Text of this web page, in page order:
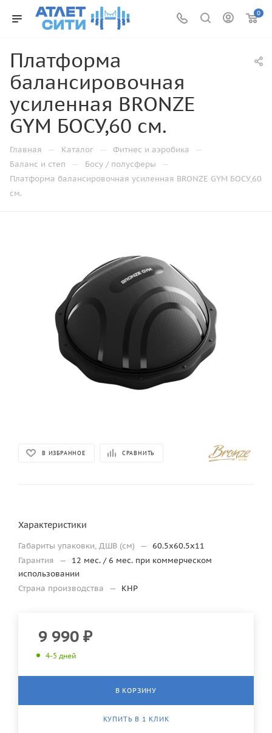
0
Платформа
балансировочная
усиленная BRONZE
GYM БОСУ,60 см.
Главная — Каталог — Фитнес и аэробика —
Баланс и степ — Босу / полусферы —
Платформа балансировочная усиленная BRONZE GYM БОСУ,60
см.
В ИЗБРАННОЕ СРАВНИТЬ
Характеристики
Габариты упаковки, ДШВ (см) — 60.5х60.5x11
Гарантия
—
12 мес. / 6 мес. при коммерческом
использовании
Страна производства
— КНР
9 990 ₽
4-5 дней
В КОРЗИНУ
КУПИТЬ В 1 КЛИК